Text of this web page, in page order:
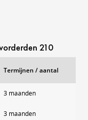
210
Termijnen / aantal
3 maanden
3 maanden